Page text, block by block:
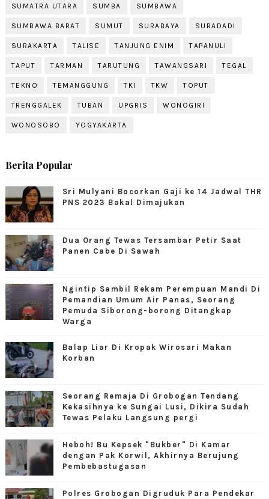
SUMATRA UTARA SUMBA SUMBAWA
SUMBAWA BARAT SUMUT SURABAYA SURADADI
SURAKARTA TALISE TANJUNG ENIM TAPANULI
TAPUT TARMAN TARUTUNG TAWANGSARI TEGAL
TEKNO TEMANGGUNG TKI TKW TOPUT
TRENGGALEK TUBAN UPGRIS WONOGIRI
WONOSOBO YOGYAKARTA
Berita Popular
Sri Mulyani Bocorkan Gaji ke 14 Jadwal THR
PNS 2023 Bakal Dimajukan
Dua Orang Tewas Tersambar Petir Saat
Panen Cabe Di Sawah
Ngintip Sambil Rekam Perempuan Mandi Di
Pemandian Umum Air Panas, Seorang
Pemuda Siborong-borong Ditangkap
Warga
Balap Liar Di Kropak Wirosari Makan
Korban
Seorang Remaja Di Grobogan Tendang
Kekasihnya ke Sungai Lusi, Dikira Sudah
Tewas Pelaku Langsung pergi
Heboh! Bu Kepsek "Bukber" Di Kamar
dengan Pak Korwil, Akhirnya Berujung
Pembebastugasan
Polres Grobogan Digruduk Para Pendekar